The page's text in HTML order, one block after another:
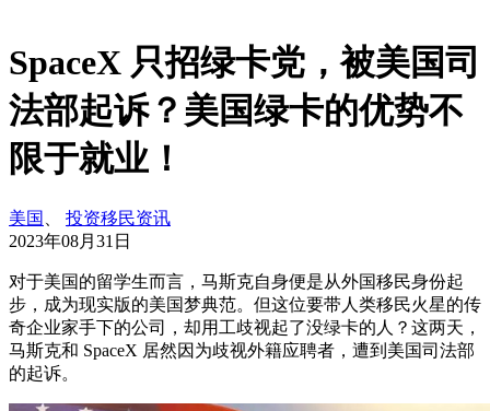
SpaceX 只招绿卡党，被美国司
法部起诉？美国绿卡的优势不
限于就业！
美国
投资移民资讯
2023年08月31日
对于美国的留学生而言，马斯克自身便是从外国移民身份起
步，成为现实版的美国梦典范。但这位要带人类移民火星的传
奇企业家手下的公司，却用工歧视起了没绿卡的人？这两天，
马斯克和 SpaceX 居然因为歧视外籍应聘者，遭到美国司法部
的起诉。